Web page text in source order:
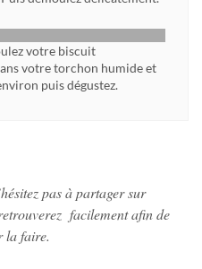
votre biscuit
votre torchon humide et
puis dégustez.
pas à partager sur
facilement afin de
la faire.